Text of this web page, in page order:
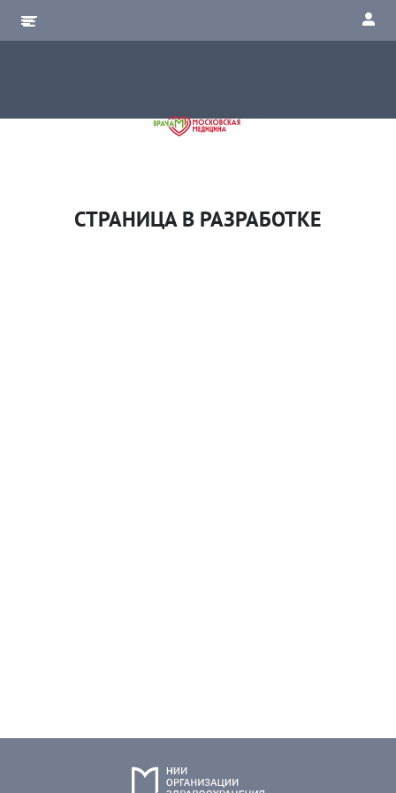
СТРАНИЦА В РАЗРАБОТКЕ